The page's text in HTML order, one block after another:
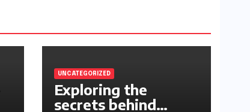
UNCATEGORIZED
Exploring the
secrets behind